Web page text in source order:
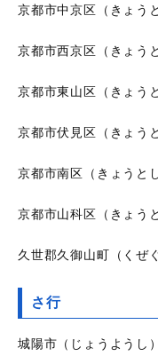
京都市中京区（きょう
京都市西京区（きょう
京都市東山区（きょう
京都市伏見区（きょう
京都市南区（きょうと
京都市山科区（きょう
久世郡久御山町（くぜ
さ行
城陽市（じょうようし）